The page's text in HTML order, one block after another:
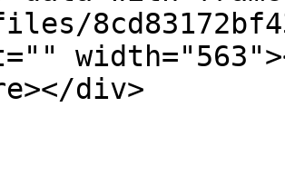
div>